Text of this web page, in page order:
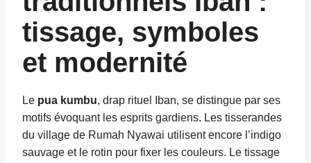
tissage, symboles
et modernité
Le pua kumbu, drap rituel Iban, se distingue par ses
motifs évoquant les esprits gardiens. Les tisserandes
du village de Rumah Nyawai utilisent encore l’indigo
sauvage et le rotin pour fixer les couleurs. Le tissage